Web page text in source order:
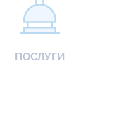
ПОСЛУГИ